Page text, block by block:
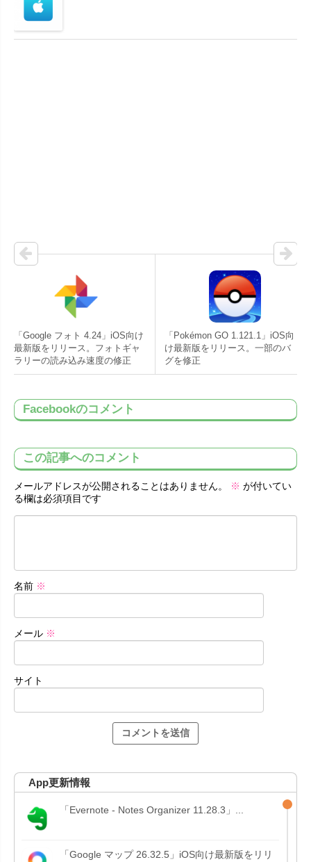
「Google フォト 4.24」iOS向け
最新版をリリース。フォトギャ
ラリーの読み込み速度の修正
「Pokémon GO 1.121.1」iOS向
け最新版をリリース。一部のバ
グを修正
Facebookのコメント
この記事へのコメント
メールアドレスが公開されることはありません。 ※ が付いてい
る欄は必須項目です
名前 ※
メール ※
サイト
App更新情報
「Evernote - Notes Organizer 11.28.3」...
「Google マップ 26.32.5」iOS向け最新版をリリ